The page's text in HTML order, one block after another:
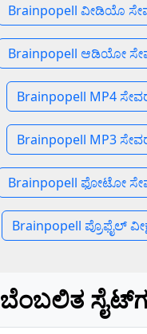
Brainpopell ವೀಡಿಯೊ
Brainpopell ಆಡಿಯೋ
Brainpopell MP4
Brainpopell MP3
Brainpopell ಫೋಟೋ
Brainpopell ಪ್ರೊಫೈಲ್
ಬೆಂಬಲಿತ